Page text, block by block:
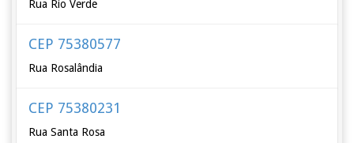
Rua Rio Verde
CEP 75380577
Rua Rosalândia
CEP 75380231
Rua Santa Rosa